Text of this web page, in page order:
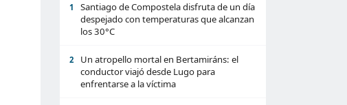
1
Santiago de Compostela disfruta de un día
despejado con temperaturas que alcanzan
los 30°C
2
Un atropello mortal en Bertamiráns: el
conductor viajó desde Lugo para
enfrentarse a la víctima